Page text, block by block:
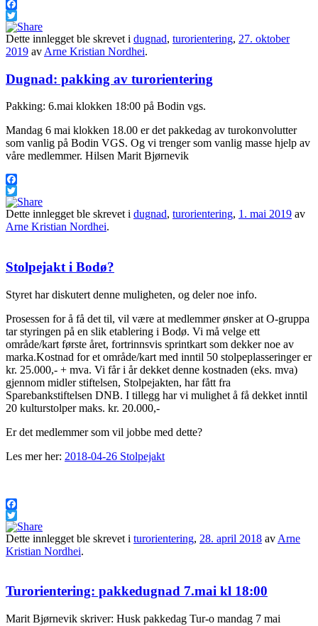
Facebook
Twitter
Dette innlegget ble skrevet i dugnad, turorientering, 27. oktober
2019 av Arne Kristian Nordhei.
Dugnad: pakking av turorientering
Pakking: 6.mai klokken 18:00 på Bodin vgs.
Mandag 6 mai klokken 18.00 er det pakkedag av turokonvolutter
som vanlig på Bodin VGS. Og vi trenger som vanlig masse hjelp av
våre medlemmer. Hilsen Marit Bjørnevik
Facebook
Twitter
Dette innlegget ble skrevet i dugnad, turorientering, 1. mai 2019 av
Arne Kristian Nordhei.
Stolpejakt i Bodø?
Styret har diskutert denne muligheten, og deler noe info.
Prosessen for å få det til, vil være at medlemmer ønsker at O-gruppa
tar styringen på en slik etablering i Bodø. Vi må velge ett
område/kart første året, fortrinnsvis sprintkart som dekker noe av
marka.Kostnad for et område/kart med inntil 50 stolpeplasseringer er
kr. 25.000,- + mva. Vi får i år dekket denne kostnaden (eks. mva)
gjennom midler stiftelsen, Stolpejakten, har fått fra
Sparebankstiftelsen DNB. I tillegg har vi mulighet å få dekket inntil
20 kulturstolper maks. kr. 20.000,-
Er det medlemmer som vil jobbe med dette?
Les mer her: 2018-04-26 Stolpejakt
Facebook
Twitter
Dette innlegget ble skrevet i turorientering, 28. april 2018 av Arne
Kristian Nordhei.
Turorientering: pakkedugnad 7.mai kl 18:00
Marit Bjørnevik skriver: Husk pakkedag Tur-o mandag 7 mai